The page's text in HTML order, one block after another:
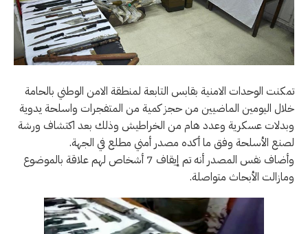
تمكنت الوحدات الامنية بقابس التابعة لمنطقة الامن الوطني بالحامة
خلال اليومين الماضيين من حجز كمية من المتفجرات واسلحة يدوية
وبدلات عسكرية وعدد هام من الخراطيش وذلك بعد اكتشاف ورشة
لصنع الأسلحة وفق ما أكده مصدر أمني مطلع في الجهة.
وأضاف نفس المصدر أنه تم إيقاف 7 أشخاص لهم علاقة بالموضوع
ومازالت الأبحاث متواصلة.